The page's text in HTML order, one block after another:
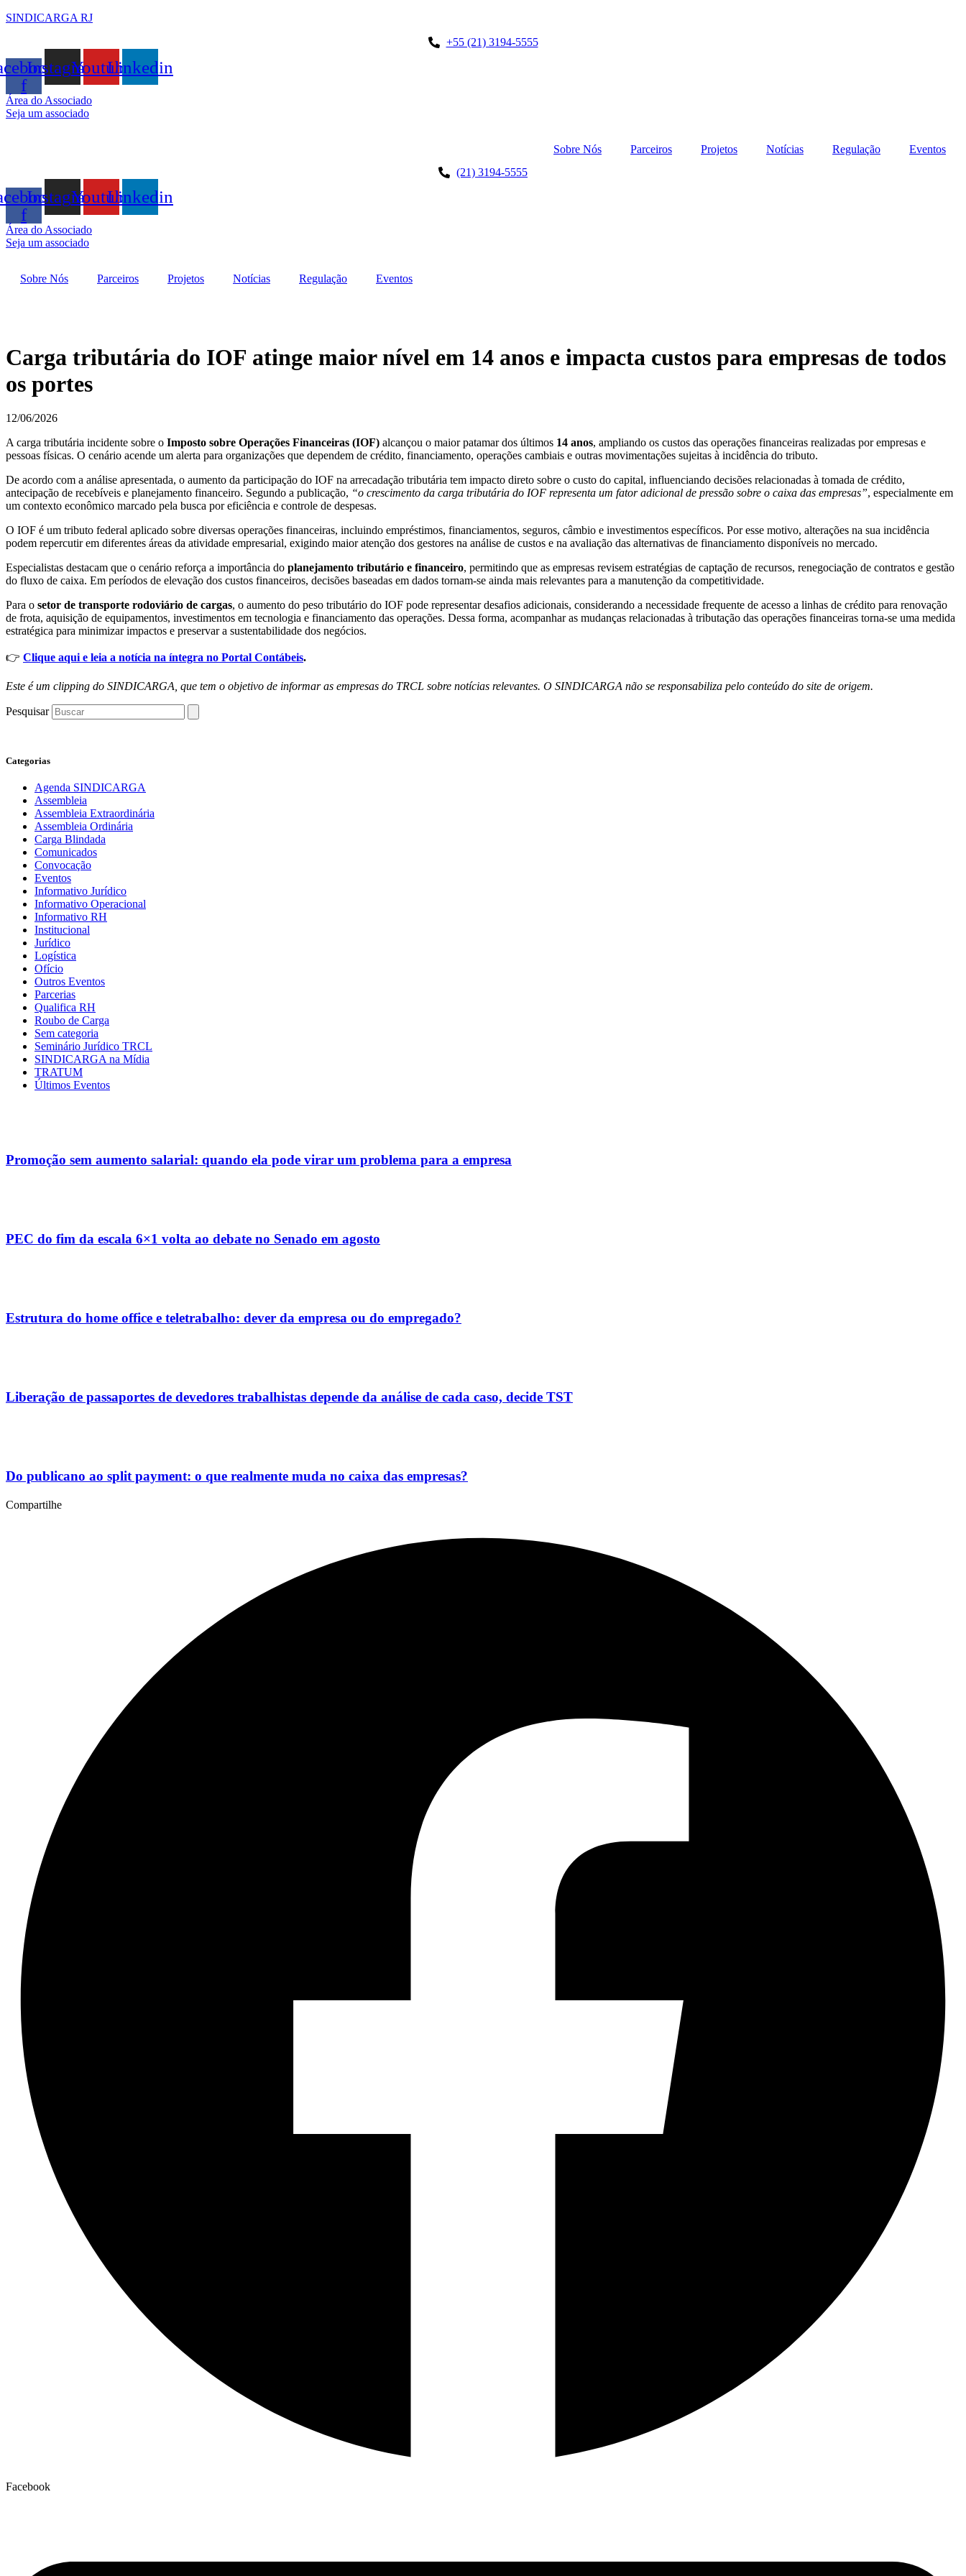
SINDICARGA RJ
+55 (21) 3194-5555
f
InstagramYoutubeLinkedin
Área do Associado
Seja um associado
Sobre Nós Parceiros Projetos Notícias Regulação
Eventos
(21) 3194-5555
f
InstagramYoutubeLinkedin
Área do Associado
Seja um associado
Sobre Nós Parceiros Projetos Notícias Regulação Eventos
Carga tributária do IOF atinge maior nível em 14 anos e impacta custos para empresas de todos
os portes
12/06/2026
A carga tributária incidente sobre o Imposto sobre Operações Financeiras (IOF) alcançou o maior patamar dos últimos 14 anos, ampliando os custos das operações financeiras realizadas por empresas e
pessoas físicas. O cenário acende um alerta para organizações que dependem de crédito, financiamento, operações cambiais e outras movimentações sujeitas à incidência do tributo.
De acordo com a análise apresentada, o aumento da participação do IOF na arrecadação tributária tem impacto direto sobre o custo do capital, influenciando decisões relacionadas à tomada de crédito,
antecipação de recebíveis e planejamento financeiro. Segundo a publicação, “o crescimento da carga tributária do IOF representa um fator adicional de pressão sobre o caixa das empresas”, especialmente em
um contexto econômico marcado pela busca por eficiência e controle de despesas.
O IOF é um tributo federal aplicado sobre diversas operações financeiras, incluindo empréstimos, financiamentos, seguros, câmbio e investimentos específicos. Por esse motivo, alterações na sua incidência
podem repercutir em diferentes áreas da atividade empresarial, exigindo maior atenção dos gestores na análise de custos e na avaliação das alternativas de financiamento disponíveis no mercado.
Especialistas destacam que o cenário reforça a importância do planejamento tributário e financeiro, permitindo que as empresas revisem estratégias de captação de recursos, renegociação de contratos e gestão
do fluxo de caixa. Em períodos de elevação dos custos financeiros, decisões baseadas em dados tornam-se ainda mais relevantes para a manutenção da competitividade.
Para o setor de transporte rodoviário de cargas, o aumento do peso tributário do IOF pode representar desafios adicionais, considerando a necessidade frequente de acesso a linhas de crédito para renovação
de frota, aquisição de equipamentos, investimentos em tecnologia e financiamento das operações. Dessa forma, acompanhar as mudanças relacionadas à tributação das operações financeiras torna-se uma medida
estratégica para minimizar impactos e preservar a sustentabilidade dos negócios.
👉 Clique aqui e leia a notícia na íntegra no Portal Contábeis.
Este é um clipping do SINDICARGA, que tem o objetivo de informar as empresas do TRCL sobre notícias relevantes. O SINDICARGA não se responsabiliza pelo conteúdo do site de origem.
Pesquisar
Categorias
Agenda SINDICARGA
Assembleia
Assembleia Extraordinária
Assembleia Ordinária
Carga Blindada
Comunicados
Convocação
Eventos
Informativo Jurídico
Informativo Operacional
Informativo RH
Institucional
Jurídico
Logística
Ofício
Outros Eventos
Parcerias
Qualifica RH
Roubo de Carga
Sem categoria
Seminário Jurídico TRCL
SINDICARGA na Mídia
TRATUM
Últimos Eventos
Promoção sem aumento salarial: quando ela pode virar um problema para a empresa
PEC do fim da escala 6×1 volta ao debate no Senado em agosto
Estrutura do home office e teletrabalho: dever da empresa ou do empregado?
Liberação de passaportes de devedores trabalhistas depende da análise de cada caso, decide TST
Do publicano ao split payment: o que realmente muda no caixa das empresas?
Compartilhe
Facebook